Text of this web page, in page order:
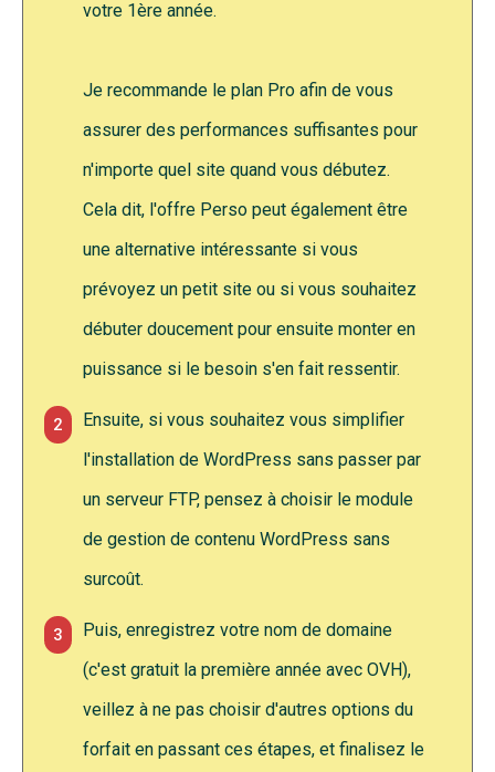
votre 1ère année.
Je recommande le plan Pro afin de vous
assurer des performances suffisantes pour
n'importe quel site quand vous débutez.
Cela dit, l'offre Perso peut également être
une alternative intéressante si vous
prévoyez un petit site ou si vous souhaitez
débuter doucement pour ensuite monter en
puissance si le besoin s'en fait ressentir.
2
Ensuite, si vous souhaitez vous simplifier
l'installation de WordPress sans passer par
un serveur FTP, pensez à choisir le module
de gestion de contenu WordPress sans
surcoût.
3
Puis, enregistrez votre nom de domaine
(c'est gratuit la première année avec OVH),
veillez à ne pas choisir d'autres options du
forfait en passant ces étapes, et finalisez le